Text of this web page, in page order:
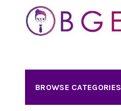
BROWSE CATEGORIES